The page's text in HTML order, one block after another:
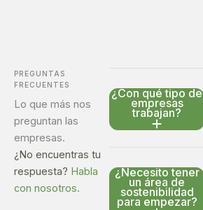
PREGUNTAS
FRECUENTES
Lo que más nos
preguntan las
empresas.
¿No encuentras tu
respuesta? Habla
con nosotros.
¿Con qué tipo de
empresas
trabajan?
¿Necesito tener
un área de
sostenibilidad
para empezar?